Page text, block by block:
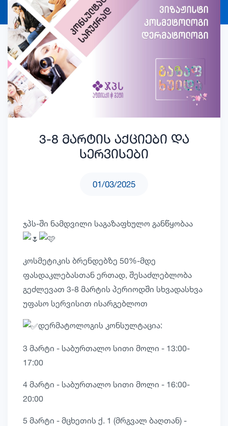
3-8 მარტის აქციები და
სერვისები
01/03/2025
ჯპს-ში ნამდვილი საგაზაფხულო განწყობაა
კოსმეტიკის ბრენდებზე 50%-მდე
ფასდაკლებასთან ერთად, შესაძლებლობა
გეძლევათ 3-8 მარტის პერიოდში სხვადასხვა
უფასო სერვისით ისარგებლოთ
დერმატოლოგის კონსულტაცია:
3 მარტი - საბურთალო სითი მოლი - 13:00-
17:00
4 მარტი - საბურთალო სითი მოლი - 16:00-
20:00
5 მარტი - მცხეთის ქ. 1 (მრგვალ ბაღთან) -